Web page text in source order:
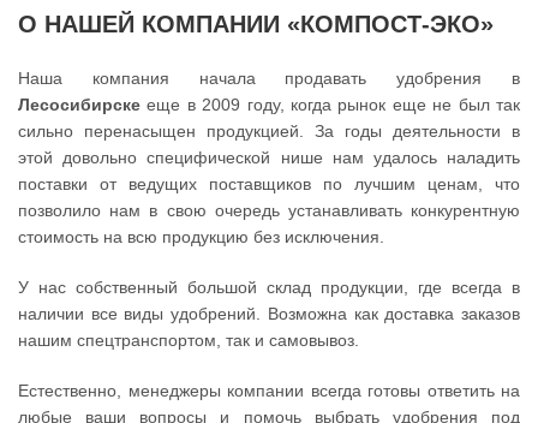
О НАШЕЙ КОМПАНИИ «КОМПОСТ-ЭКО»
Наша компания начала продавать удобрения в
Лесосибирске еще в 2009 году, когда рынок еще не был так
сильно перенасыщен продукцией. За годы деятельности в
этой довольно специфической нише нам удалось наладить
поставки от ведущих поставщиков по лучшим ценам, что
позволило нам в свою очередь устанавливать конкурентную
стоимость на всю продукцию без исключения.
У нас собственный большой склад продукции, где всегда в
наличии все виды удобрений. Возможна как доставка заказов
нашим спецтранспортом, так и самовывоз.
Естественно, менеджеры компании всегда готовы ответить на
любые ваши вопросы и помочь выбрать удобрения под